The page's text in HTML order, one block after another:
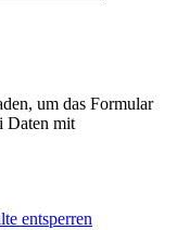
um das Formular
Daten mit
entsperren